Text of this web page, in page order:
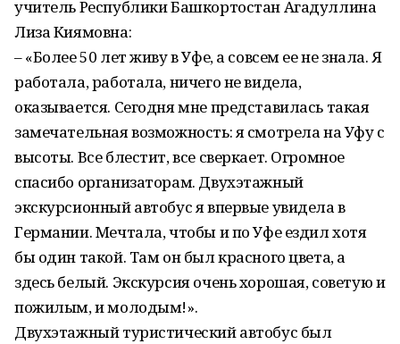
учитель Республики Башкортостан Агадуллина
Лиза Киямовна:
– «Более 50 лет живу в Уфе, а совсем ее не знала. Я
работала, работала, ничего не видела,
оказывается. Сегодня мне представилась такая
замечательная возможность: я смотрела на Уфу с
высоты. Все блестит, все сверкает. Огромное
спасибо организаторам. Двухэтажный
экскурсионный автобус я впервые увидела в
Германии. Мечтала, чтобы и по Уфе ездил хотя
бы один такой. Там он был красного цвета, а
здесь белый. Экскурсия очень хорошая, советую и
пожилым, и молодым!».
Двухэтажный туристический автобус был